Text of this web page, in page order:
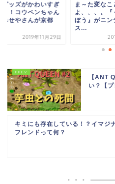
グッズがかわいすぎ
、！コウペンちゃん
みせやさんが京都
2019年11月29日
ま～た変なこ
よ、、、。『
ぼう』がニン
ス...
【ANT
い？【プ
キミにも存在している！？イマジ
フレンドって何？